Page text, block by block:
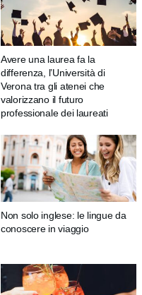
Avere una laurea fa la
differenza, l’Università di
Verona tra gli atenei che
valorizzano il futuro
professionale dei laureati
Non solo inglese: le lingue da
conoscere in viaggio